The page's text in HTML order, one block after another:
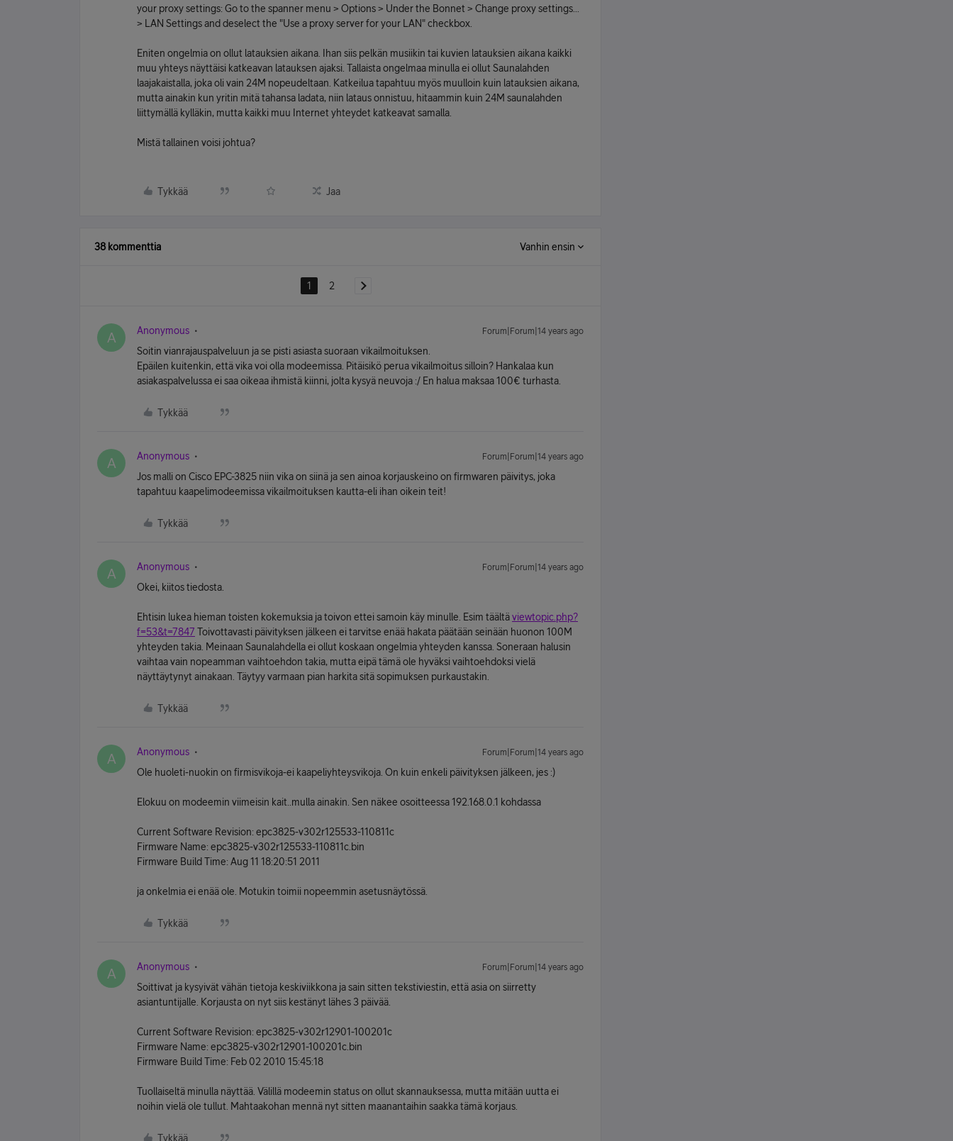
your proxy settings: Go to the spanner menu > Options > Under the Bonnet > Change proxy settings...
> LAN Settings and deselect the "Use a proxy server for your LAN" checkbox.
Eniten ongelmia on ollut latauksien aikana. Ihan siis pelkän musiikin tai kuvien latauksien aikana kaikki
muu yhteys näyttäisi katkeavan latauksen ajaksi. Tallaista ongelmaa minulla ei ollut Saunalahden
laajakaistalla, joka oli vain 24M nopeudeltaan. Katkeilua tapahtuu myös muulloin kuin latauksien aikana,
mutta ainakin kun yritin mitä tahansa ladata, niin lataus onnistuu, hitaammin kuin 24M saunalahden
liittymällä kylläkin, mutta kaikki muu Internet yhteydet katkeavat samalla.
Mistä tallainen voisi johtua?
Tykkää Jaa
38 kommenttia Vanhin ensin
1 2
A Anonymous Forum|Forum|14 years ago
Soitin vianrajauspalveluun ja se pisti asiasta suoraan vikailmoituksen.
Epäilen kuitenkin, että vika voi olla modeemissa. Pitäisikö perua vikailmoitus silloin? Hankalaa kun
asiakaspalvelussa ei saa oikeaa ihmistä kiinni, jolta kysyä neuvoja :/ En halua maksaa 100€ turhasta.
Tykkää
A Anonymous Forum|Forum|14 years ago
Jos malli on Cisco EPC-3825 niin vika on siinä ja sen ainoa korjauskeino on firmwaren päivitys, joka
tapahtuu kaapelimodeemissa vikailmoituksen kautta-eli ihan oikein teit!
Tykkää
A Anonymous Forum|Forum|14 years ago
Okei, kiitos tiedosta.
Ehtisin lukea hieman toisten kokemuksia ja toivon ettei samoin käy minulle. Esim täältäviewtopic.php?
f=53&t=7847 Toivottavasti päivityksen jälkeen ei tarvitse enää hakata päätään seinään huonon 100M
yhteyden takia. Meinaan Saunalahdella ei ollut koskaan ongelmia yhteyden kanssa. Soneraan halusin
vaihtaa vain nopeamman vaihtoehdon takia, mutta eipä tämä ole hyväksi vaihtoehdoksi vielä
näyttäytynyt ainakaan. Täytyy varmaan pian harkita sitä sopimuksen purkaustakin.
Tykkää
A Anonymous Forum|Forum|14 years ago
Ole huoleti-nuokin on firmisvikoja-ei kaapeliyhteysvikoja. On kuin enkeli päivityksen jälkeen, jes :)
Elokuu on modeemin viimeisin kait..mulla ainakin. Sen näkee osoitteessa 192.168.0.1 kohdassa
Current Software Revision: epc3825-v302r125533-110811c
Firmware Name: epc3825-v302r125533-110811c.bin
Firmware Build Time: Aug 11 18:20:51 2011
ja onkelmia ei enää ole. Motukin toimii nopeemmin asetusnäytössä.
Tykkää
A Anonymous Forum|Forum|14 years ago
Soittivat ja kysyivät vähän tietoja keskiviikkona ja sain sitten tekstiviestin, että asia on siirretty
asiantuntijalle. Korjausta on nyt siis kestänyt lähes 3 päivää.
Current Software Revision: epc3825-v302r12901-100201c
Firmware Name: epc3825-v302r12901-100201c.bin
Firmware Build Time: Feb 02 2010 15:45:18
Tuollaiseltä minulla näyttää. Välillä modeemin status on ollut skannauksessa, mutta mitään uutta ei
noihin vielä ole tullut. Mahtaakohan mennä nyt sitten maanantaihin saakka tämä korjaus.
Tykkää